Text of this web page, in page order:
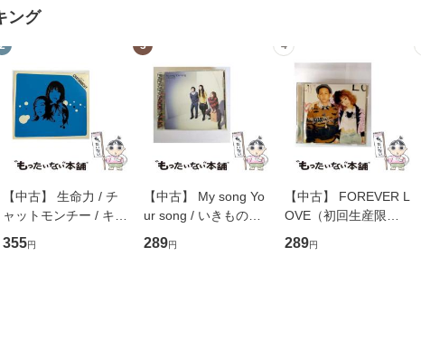
ング
【中古】 生命力 / チ
ャットモンチー / キュ
ーンレコード [CD]
【メール便送料無料】
355円
3
【中古】 My song Yo
ur song / いきものが
かり / [CD]【メール便
送料無料】
289円
4
【中古】 FOREVER L
OVE（初回生産限定
盤） / 清水翔太×加藤
ミリヤ / [CD]【メール
289円